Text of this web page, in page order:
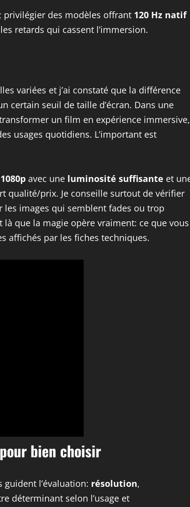
privilégier des modèles offrant 120 Hz natif
retards qui cassent l’immersion.
variées et j’ai constaté que la différence
certain seuil de taille d’écran. Dans une
un film en expérience immersive,
usages quotidiens. L’important est
avec une luminosité suffisante et
qualité/prix. Je conseille surtout de vérifier
les images qui semblent fades ou trop
là que la magie opère vraiment: ce que vous
affichés par les fiches techniques.
bien choisir
l’évaluation: résolution,
déterminant selon l’usage et